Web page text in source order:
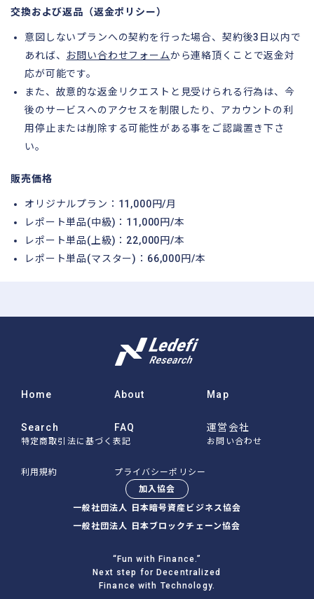
交換および返品（返金ポリシー）
意図しないプランへの契約を行った場合、契約後3日以内で
あれば、
お問い合わせフォームから連絡頂くことで返金対
応が可能です。
また、故意的な返金リクエストと見受けられる行為は、今
後のサービスへのアクセスを制限したり、アカウントの利
用停止または削除する可能性がある事をご認識置き下さ
い。
販売価格
オリジナルプラン：11,000円/月
レポート単品(中級)：11,000円/本
レポート単品(上級)：22,000円/本
レポート単品(マスター)：66,000円/本
Home About Map
Search FAQ 運営会社
特定商取引法に基づく表記 お問い合わせ
利用規約
プライバシーポリシー
加入協会
一般社団法人 日本暗号資産ビジネス協会
一般社団法人 日本ブロックチェーン協会
“Fun with Finance.”
Next step for Decentralized
Finance with Technology.